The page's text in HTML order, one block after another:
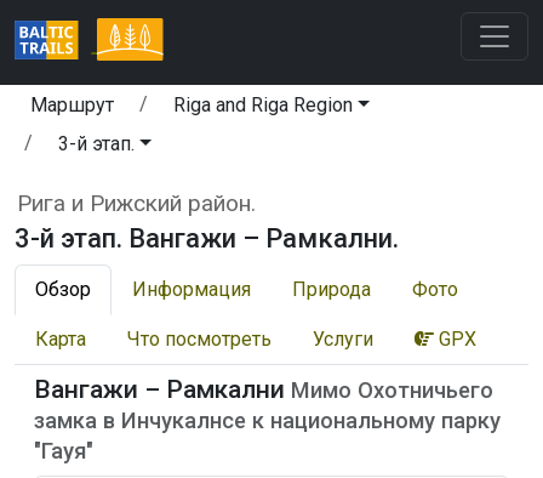
Маршрут
Riga and Riga Region
3-й этап.
Рига и Рижский район.
3-й этап. Вангажи – Рамкални.
Обзор Информация Природа Фото
Карта Что посмотреть Услуги GPX
Вангажи – Рамкални Мимо Охотничьего
замка в Инчукалнсе к национальному парку
"Гауя"